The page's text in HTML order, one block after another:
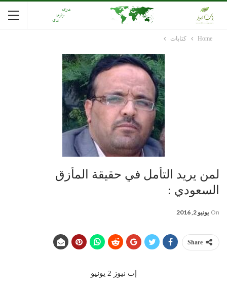
Home كتابات
لمن يريد التأمل في حقيقة المأزق
السعودي :
On يونيو 2, 2016
Share
إب نيوز 2 يونيو